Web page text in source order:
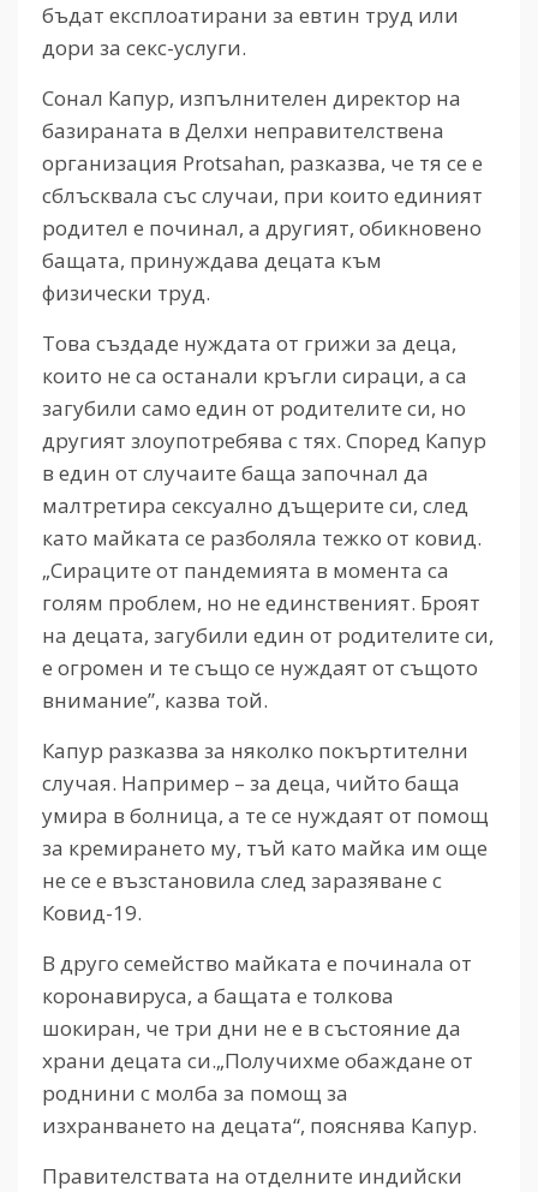
бъдат експлоатирани за евтин труд или
дори за секс-услуги.
Сонал Капур, изпълнителен директор на
базираната в Делхи неправителствена
организация Protsahan, разказва, че тя се е
сблъсквала със случаи, при които единият
родител е починал, а другият, обикновено
бащата, принуждава децата към
физически труд.
Това създаде нуждата от грижи за деца,
които не са останали кръгли сираци, а са
загубили само един от родителите си, но
другият злоупотребява с тях. Според Капур
в един от случаите баща започнал да
малтретира сексуално дъщерите си, след
като майката се разболяла тежко от ковид.
„Сираците от пандемията в момента са
голям проблем, но не единственият. Броят
на децата, загубили един от родителите си,
е огромен и те също се нуждаят от същото
внимание”, казва той.
Капур разказва за няколко покъртителни
случая. Например – за деца, чийто баща
умира в болница, а те се нуждаят от помощ
за кремирането му, тъй като майка им още
не се е възстановила след заразяване с
Ковид-19.
В друго семейство майката е починала от
коронавируса, а бащата е толкова
шокиран, че три дни не е в състояние да
храни децата си.„Получихме обаждане от
роднини с молба за помощ за
изхранването на децата“, пояснява Капур.
Правителствата на отделните индийски